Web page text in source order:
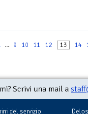
... 9 10 11 12 13 14
Scrivi una mail a
del servizio